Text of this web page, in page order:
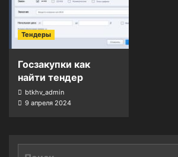
Тендеры
Госзакупки как
найти тендер
btkhv_admin
9 апреля 2024